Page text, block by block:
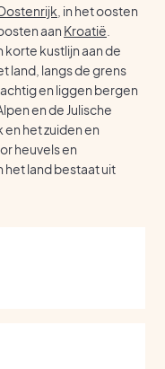
, in het oosten
aan Kroatië
korte kustlijn aan de
land, langs de grens
en liggen bergen
en de Julische
het zuiden en
heuvels en
land bestaat uit